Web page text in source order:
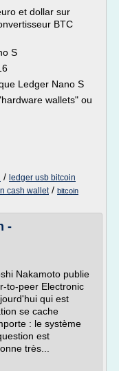
et dollar sur
BTC
S
Ledger Nano S
wallets" ou
/ ledger usb bitcoin
cash wallet/ bitcoin
-
Nakamoto publie
to-peer Electronic
qui est
se cache
: le système
est
très...